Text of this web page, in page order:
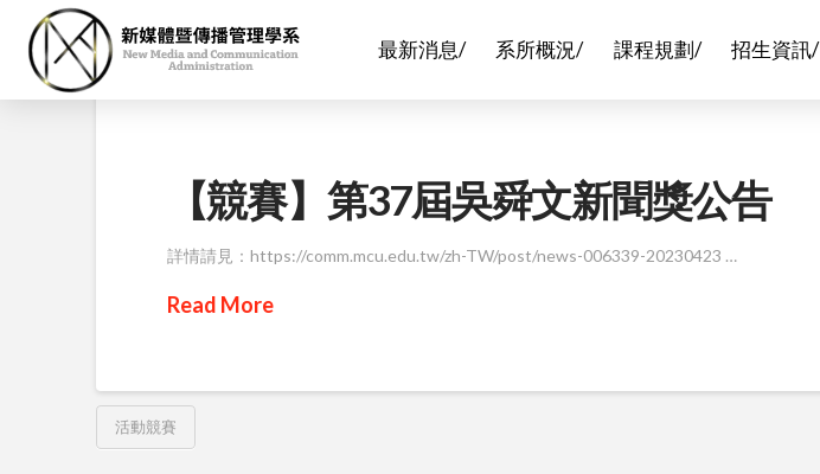
最新消息/ 系所概況/ 課程規劃/ 招生資訊/
【競賽】第37屆吳舜文新聞獎公告
詳情請見：https://comm.mcu.edu.tw/zh-TW/post/news-006339-20230423 …
Read More
活動競賽